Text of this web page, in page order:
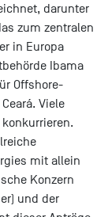
darunter
zum zentralen
in Europa
Ibama
Offshore-
Viele
mit allein
Konzern
und der